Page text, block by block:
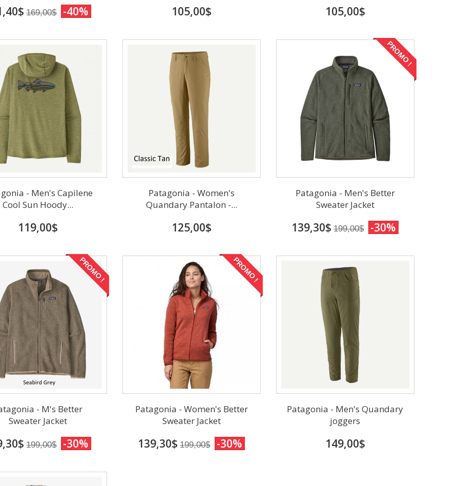
169,00$ -40% 105,00$ 105,00$
- Men's Capilene
Cool Sun Hoody...
119,00$
Patagonia - Women's
Quandary Pantalon -...
125,00$
PROMO !
Patagonia - Men's Better
Sweater Jacket
139,30$ 199,00$ -30%
PROMO !
- M's Better
Sweater Jacket
199,00$ -30%
PROMO !
Patagonia - Women's Better
Sweater Jacket
139,30$ 199,00$ -30%
Patagonia - Men's Quandary
joggers
149,00$